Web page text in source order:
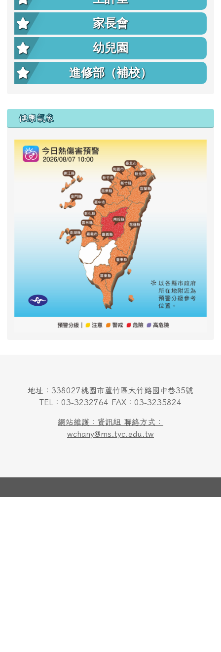
家長會
幼兒園
進修部（補校）
右邊區域內容
健康氣象
地址：338027桃園市蘆竹區大竹路國中巷35號
TEL：03-3232764 FAX：03-3235824
網站維護：資訊組 聯絡方式：
wchany@ms.tyc.edu.tw